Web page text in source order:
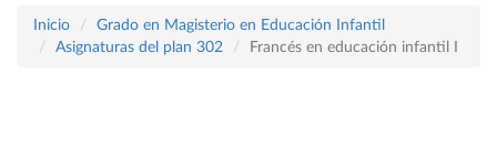
Inicio
Grado en Magisterio en Educación Infantil
Asignaturas del plan 302
Francés en educación infantil I